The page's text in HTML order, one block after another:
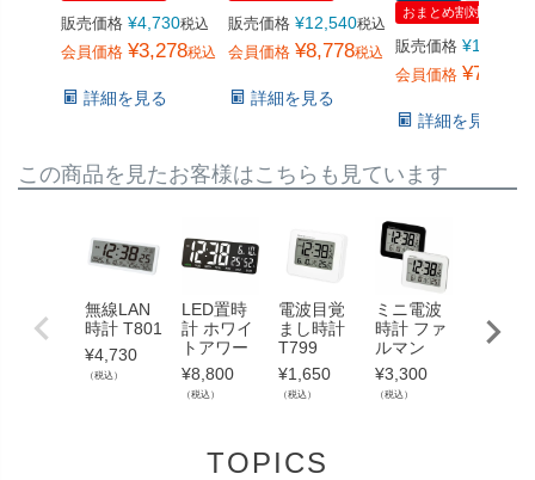
販売価格 ¥4,730税込
会員価格 ¥3,278税込
詳細を見る
販売価格 ¥12,540税込
会員価格 ¥8,778税込
詳細を見る
おまとめ割対象
販売価格 ¥11,000
会員価格 ¥7,678
詳細を見る
この商品を見たお客様はこちらも見ています
無線LAN
時計 T801
¥4,730
（税込）
LED置時
計 ホワイ
トアワー
¥8,800
（税込）
電波目覚
まし時計
T799
¥1,650
（税込）
ミニ電波
時計 ファ
ルマン
¥3,300
（税込）
覚まし
計 カッ
TOPICS